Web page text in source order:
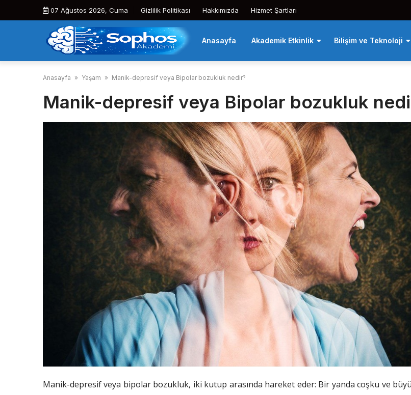
07 Ağustos 2026, Cuma Gizlilik Politikası Hakkımızda Hizmet Şartları
Anasayfa Akademik Etkinlik Bilişim ve Teknoloji
Anasayfa » Yaşam » Manik-depresif veya Bipolar bozukluk nedir?
Manik-depresif veya Bipolar bozukluk
Manik-depresif veya bipolar bozukluk, iki kutup arasında hareket eder: Bir yanda coşku ve